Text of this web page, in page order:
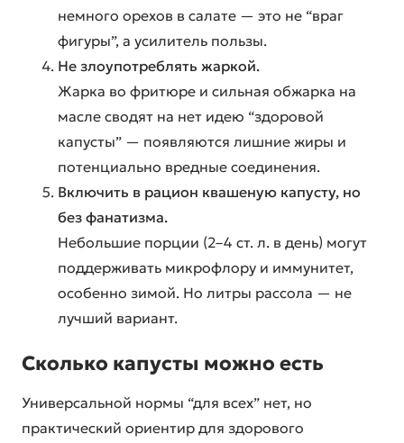
немного орехов в салате — это не “враг
фигуры”, а усилитель пользы.
Не злоупотреблять жаркой.
Жарка во фритюре и сильная обжарка на
масле сводят на нет идею “здоровой
капусты” — появляются лишние жиры и
потенциально вредные соединения.
Включить в рацион квашеную капусту, но
без фанатизма.
Небольшие порции (2–4 ст. л. в день) могут
поддерживать микрофлору и иммунитет,
особенно зимой. Но литры рассола — не
лучший вариант.
Сколько капусты можно есть
Универсальной нормы “для всех” нет, но
практический ориентир для здорового